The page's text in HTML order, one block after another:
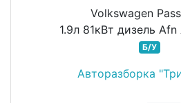
Volkswagen
1.9л 81кВт дизель
Б/У
Авторазборка